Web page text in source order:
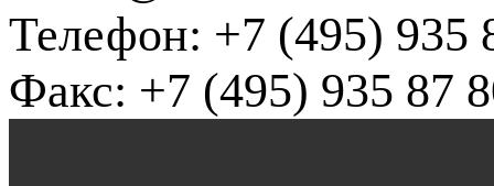
Телефон: +7 (495) 935
Факс: +7 (495) 935 87